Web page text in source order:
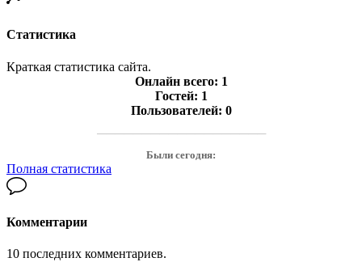
Статистика
Краткая статистика сайта.
Онлайн всего: 1
Гостей: 1
Пользователей: 0
───────────────────
Были сегодня:
Полная статистика
Комментарии
10 последних комментариев.